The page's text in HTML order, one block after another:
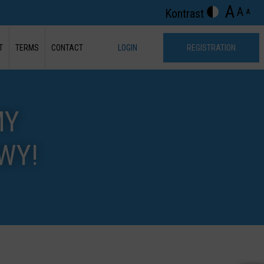
Kontrast AA A
TERMS CONTACT LOGIN REGISTRATION